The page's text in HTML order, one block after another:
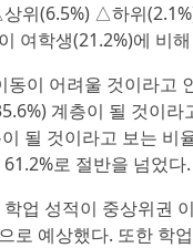
위(6.5%) △하위
여학생(21.2%)에 비
이 어려울 것이라고
계층이 될 것이
될 것이라고 보는 비
로 절반을 넘었다.
업 성적이 중상위권
로 예상했다. 또한 학